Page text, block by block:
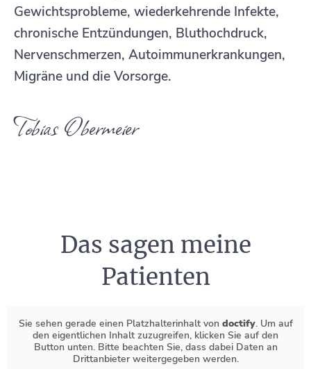
Gewichtsprobleme, wiederkehrende Infekte,
chronische Entzündungen, Bluthochdruck,
Nervenschmerzen, Autoimmunerkrankungen,
Migräne und die Vorsorge.
Tobias Obermeier
Das sagen meine
Patienten
Sie sehen gerade einen Platzhalterinhalt von doctify. Um auf
den eigentlichen Inhalt zuzugreifen, klicken Sie auf den
Button unten. Bitte beachten Sie, dass dabei Daten an
Drittanbieter weitergegeben werden.